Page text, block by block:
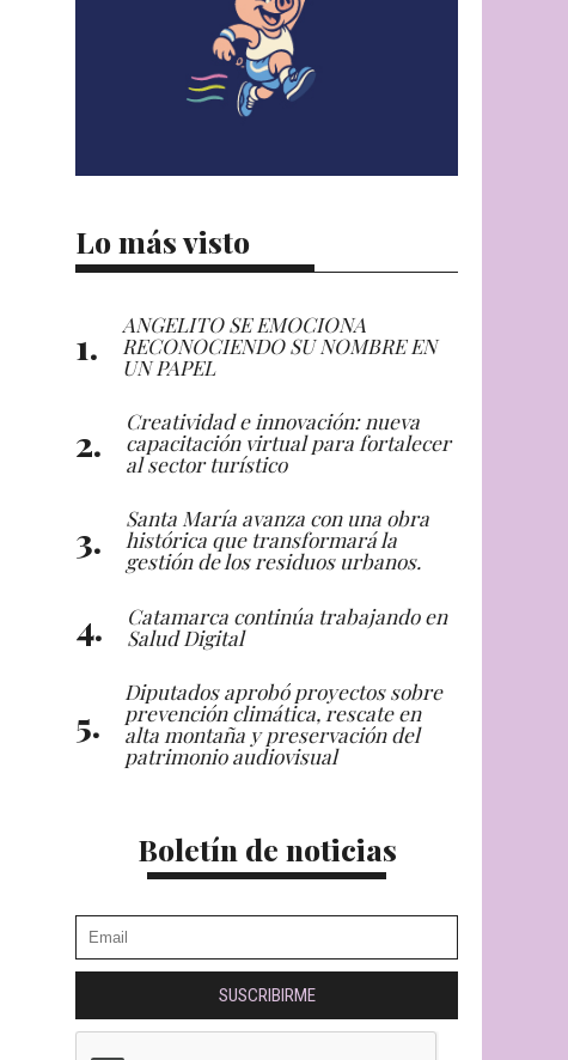
Lo más visto
ANGELITO SE EMOCIONA
RECONOCIENDO SU NOMBRE EN
UN PAPEL
Creatividad e innovación: nueva
capacitación virtual para fortalecer
al sector turístico
Santa María avanza con una obra
histórica que transformará la
gestión de los residuos urbanos.
Catamarca continúa trabajando en
Salud Digital
Diputados aprobó proyectos sobre
prevención climática, rescate en
alta montaña y preservación del
patrimonio audiovisual
Boletín de noticias
SUSCRIBIRME